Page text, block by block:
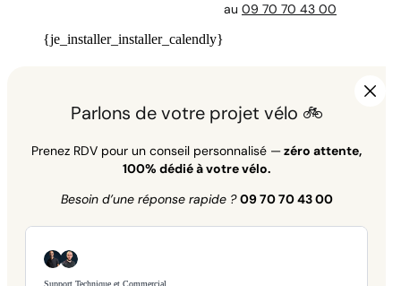
au 09 70 70 43 00
{je_installer_installer_calendly}
Parlons de votre projet vélo 🚲
Prenez RDV pour un conseil personnalisé —zéro attente,
100% dédié à votre vélo.
Besoin d’une réponse rapide ? 09 70 70 43 00
Support Technique et Commercial